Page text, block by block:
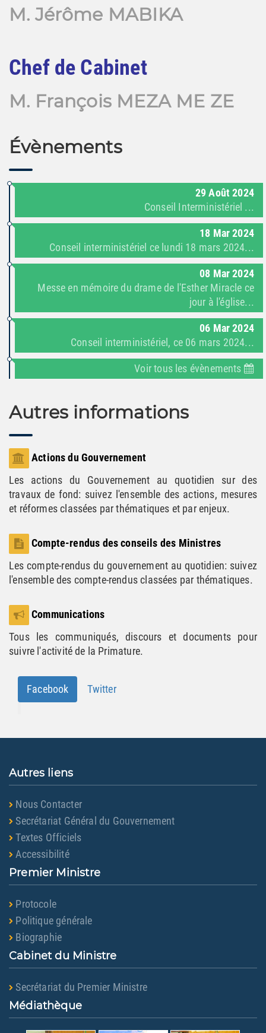
M. Jérôme MABIKA
Chef de Cabinet
M. François MEZA ME ZE
Évènements
29 Août 2024
Conseil Interministériel ...
18 Mar 2024
Conseil interministériel ce lundi 18 mars 2024...
08 Mar 2024
Messe en mémoire du drame de l'Esther Miracle ce
jour à l'église...
06 Mar 2024
Conseil interministériel, ce 06 mars 2024...
Voir tous les évènements
Autres informations
Actions du Gouvernement
Les actions du Gouvernement au quotidien sur des
travaux de fond: suivez l'ensemble des actions, mesures
et réformes classées par thématiques et par enjeux.
Compte-rendus des conseils des Ministres
Les compte-rendus du gouvernement au quotidien: suivez
l'ensemble des compte-rendus classées par thématiques.
Communications
Tous les communiqués, discours et documents pour
suivre l'activité de la Primature.
Facebook Twitter
Autres liens
Nous Contacter
Secrétariat Général du Gouvernement
Textes Officiels
Accessibilité
Premier Ministre
Protocole
Politique générale
Biographie
Cabinet du Ministre
Secrétariat du Premier Ministre
Médiathèque